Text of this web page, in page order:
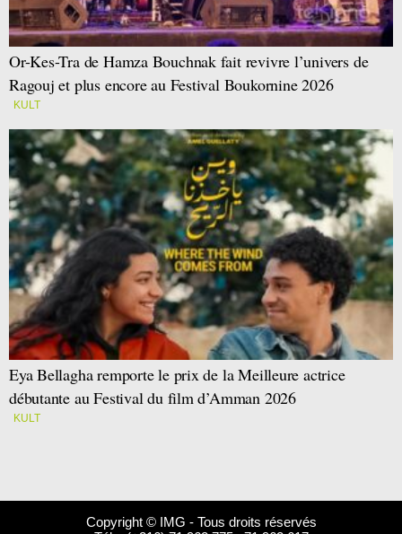
Or-Kes-Tra de Hamza Bouchnak fait revivre l’univers de
Ragouj et plus encore au Festival Boukornine 2026
KULT
Eya Bellagha remporte le prix de la Meilleure actrice
débutante au Festival du film d’Amman 2026
KULT
Copyright © IMG - Tous droits réservés